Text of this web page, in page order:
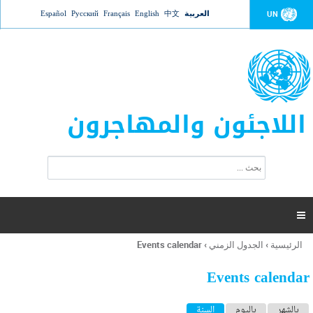
Jump to navigation UN العربية 中文
English
Français
Русский
Español
اللاجئون والمهاجرون
ت
ر
ل
ح
ب

أنت
هنا
الرئيسية › الجدول الزمني ›
Events calendar
Events calendar